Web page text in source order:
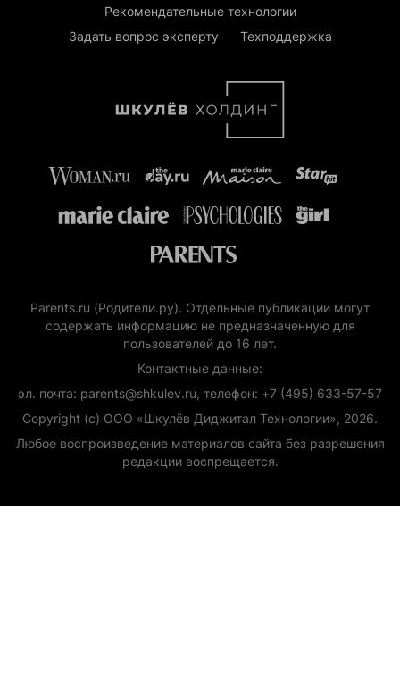
Рекомендательные технологии
Задать вопрос эксперту
Техподдержка
Parents.ru (Родители.ру). Отдельные публикации могут
содержать информацию не предназначенную для
пользователей до 16 лет.
Контактные данные:
эл. почта: parents@shkulev.ru, телефон: +7 (495) 633-57-57
Copyright (с) ООО «Шкулёв Диджитал Технологии», 2026.
Любое воспроизведение материалов сайта без разрешения
редакции воспрещается.